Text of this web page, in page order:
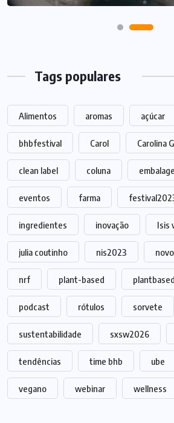
Tags populares
Alimentos aromas açúcar
bhbfestival Carol Carolina
clean label coluna
eventos farma
ingredientes inovação Isis
julia coutinho nis2023
nrf plant-based plantbased
podcast rótulos sorvete
sustentabilidade sxsw2026
tendências time bhb ube
vegano webinar wellness